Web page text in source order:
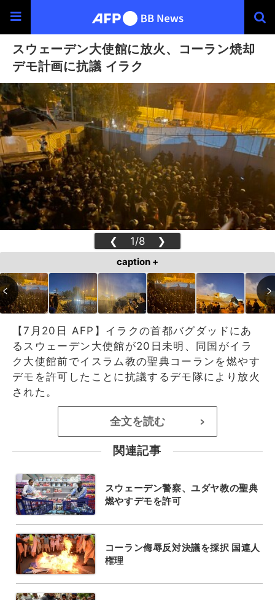
スウェーデン大使館に放火、コーラン焼却
デモ計画に抗議 イラク
❮ 1/8 ❯
caption +
【7月20日 AFP】イラクの首都バグダッドにあ
るスウェーデン大使館が20日未明、同国がイラ
ク大使館前でイスラム教の聖典コーランを燃やす
デモを許可したことに抗議するデモ隊により放火
された。
全文を読む >
関連記事
スウェーデン警察、ユダヤ教の聖典
燃やすデモを許可
コーラン侮辱反対決議を採択 国連人
権理